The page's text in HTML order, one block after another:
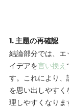
1. 主題の再確認
結論部分では、
イデアを言い換え
す。これにより
を思い出しやす
理しやすくなり